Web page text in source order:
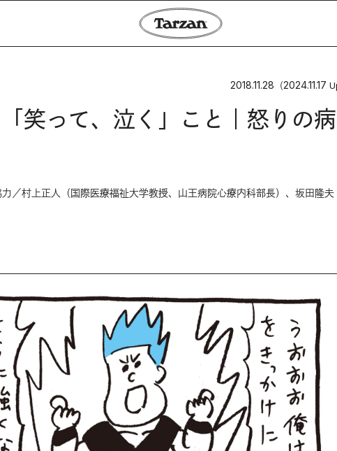
2018.11.28 （2024.11.17
笑って、泣く」こと｜怒りの
村上正人（国際医療福祉大学教授、山王病院心療内科部長）、坂田隆夫